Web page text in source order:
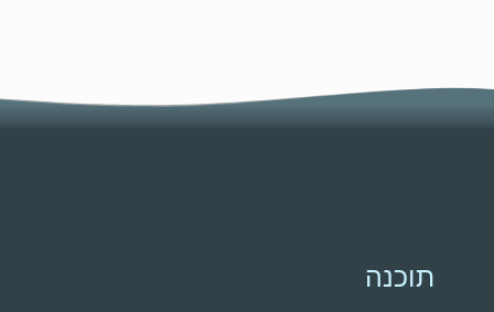
תוכנה